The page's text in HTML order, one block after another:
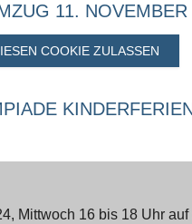
11.
COOKIE ZULASSEN
Mittwoch 16 bis 18 Uhr auf